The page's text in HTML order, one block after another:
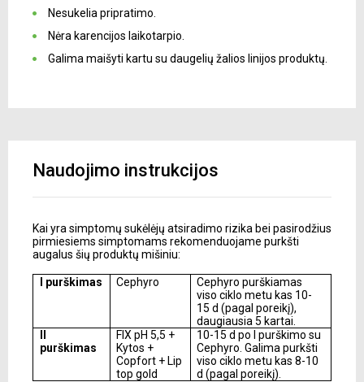
Nesukelia pripratimo.
Nėra karencijos laikotarpio.
Galima maišyti kartu su daugelių žalios linijos produktų.
Naudojimo instrukcijos
Kai yra simptomų sukėlėjų atsiradimo rizika bei pasirodžius
pirmiesiems simptomams rekomenduojame purkšti
augalus šių produktų mišiniu:
I purškimas Cephyro
Cephyro purškiamas
viso ciklo metu kas 10-
15 d (pagal poreikį),
daugiausia 5 kartai.
purškimas
FIX pH 5,5 +
Kytos +
Copfort + Lip
top gold
10-15 d po I purškimo su
Cephyro. Galima purkšti
viso ciklo metu kas 8-10
d (pagal poreikį).